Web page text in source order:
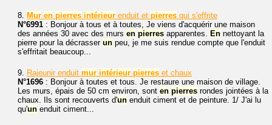
8. Mur en pierres intérieur enduit et pierres qui s'effrite
N°6991 : Bonjour à tous et à toutes, Je viens d'acquérir une maison
des années 30 avec des murs en pierres apparentes. En nettoyant la
pierre pour la décrasser un peu, je me suis rendue compte que l'enduit
s'effritait beaucoup...
9. Rajeunir enduit mur intérieur pierres et chaux
N°1696 : Bonjour à toutes et tous. Je restaure une maison de village.
Les murs, épais de 50 cm environ, sont en pierres rondes jointées à la
chaux. Ils sont recouverts d'un enduit ciment et de peinture. 1/ J'ai lu
qu'un enduit ciment...